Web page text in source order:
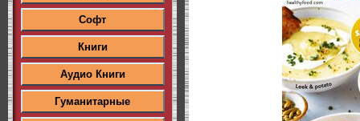
Софт
Книги
Аудио Книги
Гуманитарные